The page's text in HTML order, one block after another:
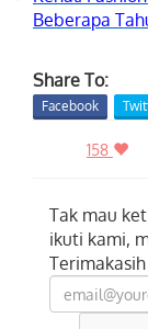
Beberapa
Share To:
Facebook
158
Tak mau
ikuti kami,
Terimakasih